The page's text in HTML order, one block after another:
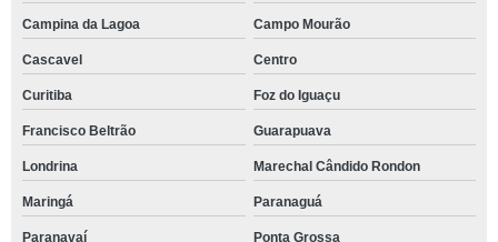
Campina da Lagoa Campo Mourão
Cascavel Centro
Curitiba Foz do Iguaçu
Francisco Beltrão Guarapuava
Londrina Marechal Cândido Rondon
Maringá Paranaguá
Paranavaí Ponta Grossa